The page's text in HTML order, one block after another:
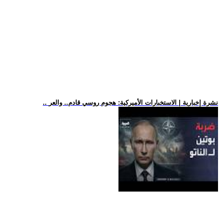
.. نشرة إخبارية | الاستخبارات الأميركية: هجوم روسي قادم.. والعر